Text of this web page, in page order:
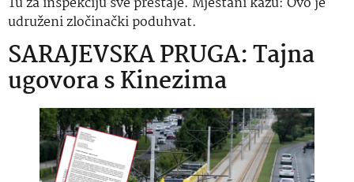
udruženi zločinački poduhvat.
SARAJEVSKA PRUGA: Tajna
ugovora s Kinezima